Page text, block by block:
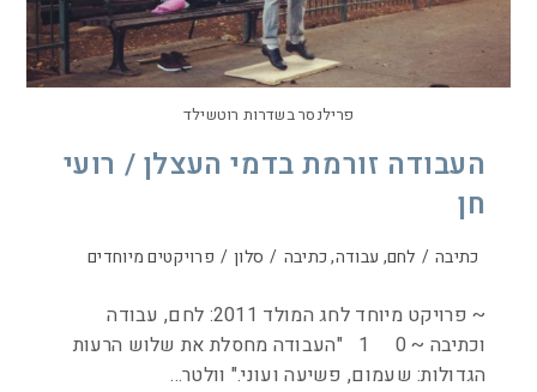
פרילנסר בשדרות רוטשילד
העבודה זורמת בדמי העצלן / רועי
חן
כתיבה / לחם, עבודה, כתיבה / סלון / פרויקטים מיוחדים
~ פרויקט מיוחד לחג המולד 2011: לחם, עבודה
וכתיבה ~ 0 1 "העבודה מחסלת את שלוש הרעות
הגדולות: שעמום, פשיעה ועוני." וולטר…